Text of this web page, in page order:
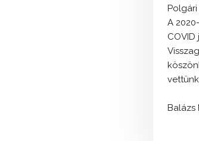
Polgári
A
Balázs